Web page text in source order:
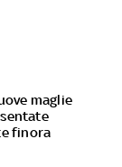
maglie
finora